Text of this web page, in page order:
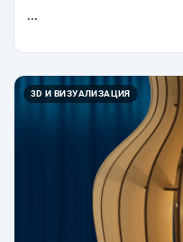
...
3D И ВИЗУАЛИЗАЦИЯ